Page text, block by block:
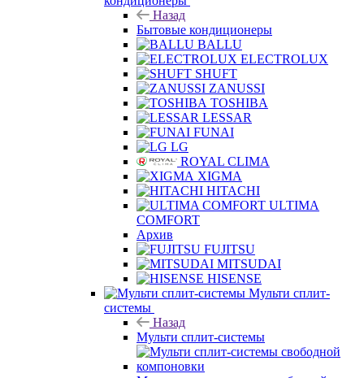
Назад
Бытовые кондиционеры
BALLU
ELECTROLUX
SHUFT
ZANUSSI
TOSHIBA
LESSAR
FUNAI
LG
ROYAL CLIMA
XIGMA
HITACHI
ULTIMA
COMFORT
Архив
FUJITSU
MITSUDAI
HISENSE
Мульти сплит-
системы
Назад
Мульти сплит-системы